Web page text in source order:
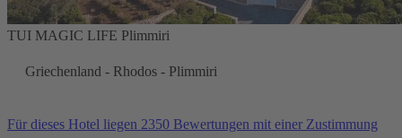
TUI MAGIC LIFE Plimmiri
Griechenland - Rhodos - Plimmiri
Für dieses Hotel liegen 2350 Bewertungen mit einer Zustimmung